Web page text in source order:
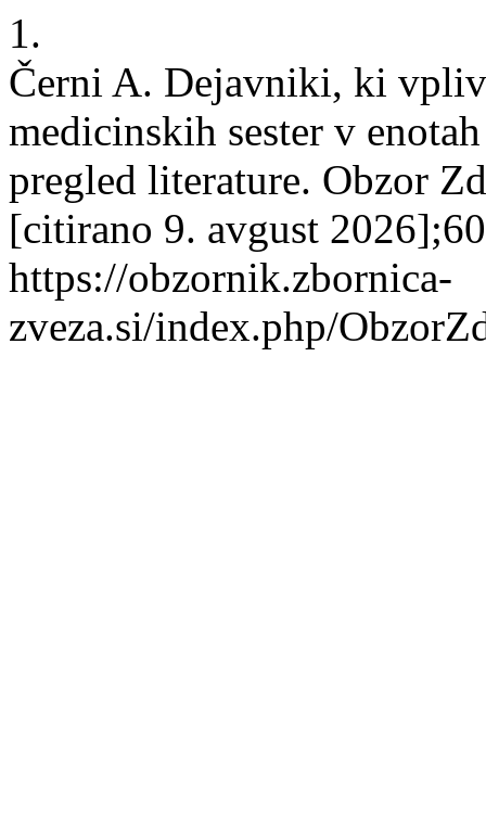
1.
Černi A. Dejavniki, ki
medicinskih sester v
pregled literature. Obzor
[citirano 9. avgust
https://obzornik.zbornica-
zveza.si/index.php/